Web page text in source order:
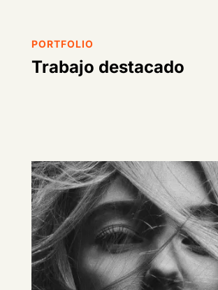
PORTFOLIO
Trabajo destacado